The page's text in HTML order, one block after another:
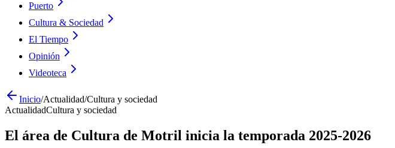
Puerto
Cultura & Sociedad
El Tiempo
Opinión
Videoteca
Inicio/Actualidad/Cultura y sociedad
ActualidadCultura y sociedad
El área de Cultura de Motril inicia la temporada 2025-2026